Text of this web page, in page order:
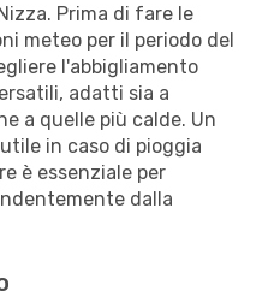
Prima di fare le
meteo per il periodo del
l'abbigliamento
adatti sia a
a quelle più calde. Un
in caso di pioggia
è essenziale per
dalla